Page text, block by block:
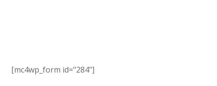
[mc4wp_form id="284"]